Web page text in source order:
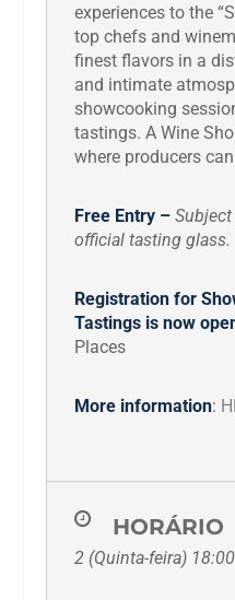
experiences to the
top chefs and
finest flavors in a
and intimate
showcooking
tastings. A Wine
where producers
Free Entry –
official tasting glass.
Registration for
Tastings is now
Places
More information:
HORÁRIO
2 (Quinta-feira)